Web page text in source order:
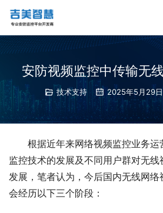
安防视频监控中传输无
技术支持 2025年5月29
根据近年来网络视频监控业务
监控技术的发展及不同用户群对无
发展，笔者认为，今后国内无线网
会经历以下三个阶段：